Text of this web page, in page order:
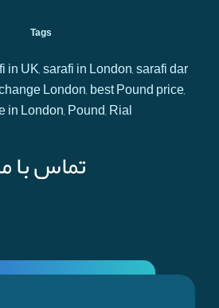
Tags
in UK, sarafi in London, sarafi dar
London, best Pound price,
in London, Pound, Rial
تماس با